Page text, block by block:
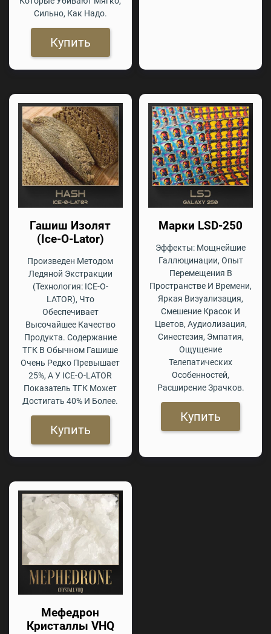
Сильно, Как Надо.
Купить
Гашиш Изолят
(Ice-O-Lator)
Произведен Методом
Ледяной Экстракции
(технология: ICE-O-
LATOR), Что
Обеспечивает
Высочайшее Качество
Продукта. Содержание
ТГК В Обычном Гашише
Очень Редко Превышает
25%, А У ICE-O-LATOR
Показатель ТГК Может
Достигать 40% И Более.
Купить
Марки LSD-250
Эффекты: Мощнейшие
Галлюцинации, Опыт
Перемещения В
Пространстве И Времени,
Яркая Визуализация,
Смешение Красок И
Цветов, Аудиолизация,
Синестезия, Эмпатия,
Ощущение
Телепатических
Особенностей,
Расширение Зрачков.
Купить
Мефедрон
Кристаллы VHQ